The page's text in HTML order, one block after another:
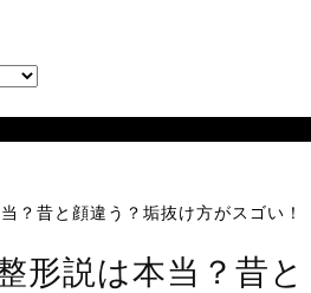
？昔と顔違う？垢抜け方がスゴい！
形説は本当？昔と